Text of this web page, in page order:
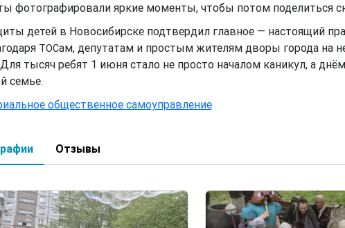
фотографировали яркие моменты, чтобы потом поделиться
детей в Новосибирске подтвердил главное — настоящий
ТОСам, депутатам и простым жителям дворы города на
тысяч ребят 1 июня стало не просто началом каникул, а
семье.
общественное самоуправление
вкладка)
Отзывы
Image